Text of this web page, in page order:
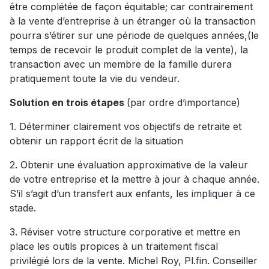
être complétée de façon équitable; car contrairement
à la vente d’entreprise à un étranger où la transaction
pourra s’étirer sur une période de quelques années,(le
temps de recevoir le produit complet de la vente), la
transaction avec un membre de la famille durera
pratiquement toute la vie du vendeur.
Solution en trois étapes (par ordre d’importance)
1. Déterminer clairement vos objectifs de retraite et
obtenir un rapport écrit de la situation
2. Obtenir une évaluation approximative de la valeur
de votre entreprise et la mettre à jour à chaque année.
S’il s’agit d’un transfert aux enfants, les impliquer à ce
stade.
3. Réviser votre structure corporative et mettre en
place les outils propices à un traitement fiscal
privilégié lors de la vente. Michel Roy, Pl.fin. Conseiller